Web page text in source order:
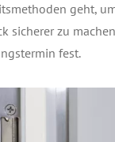
geht,
sicherer zu
fest.